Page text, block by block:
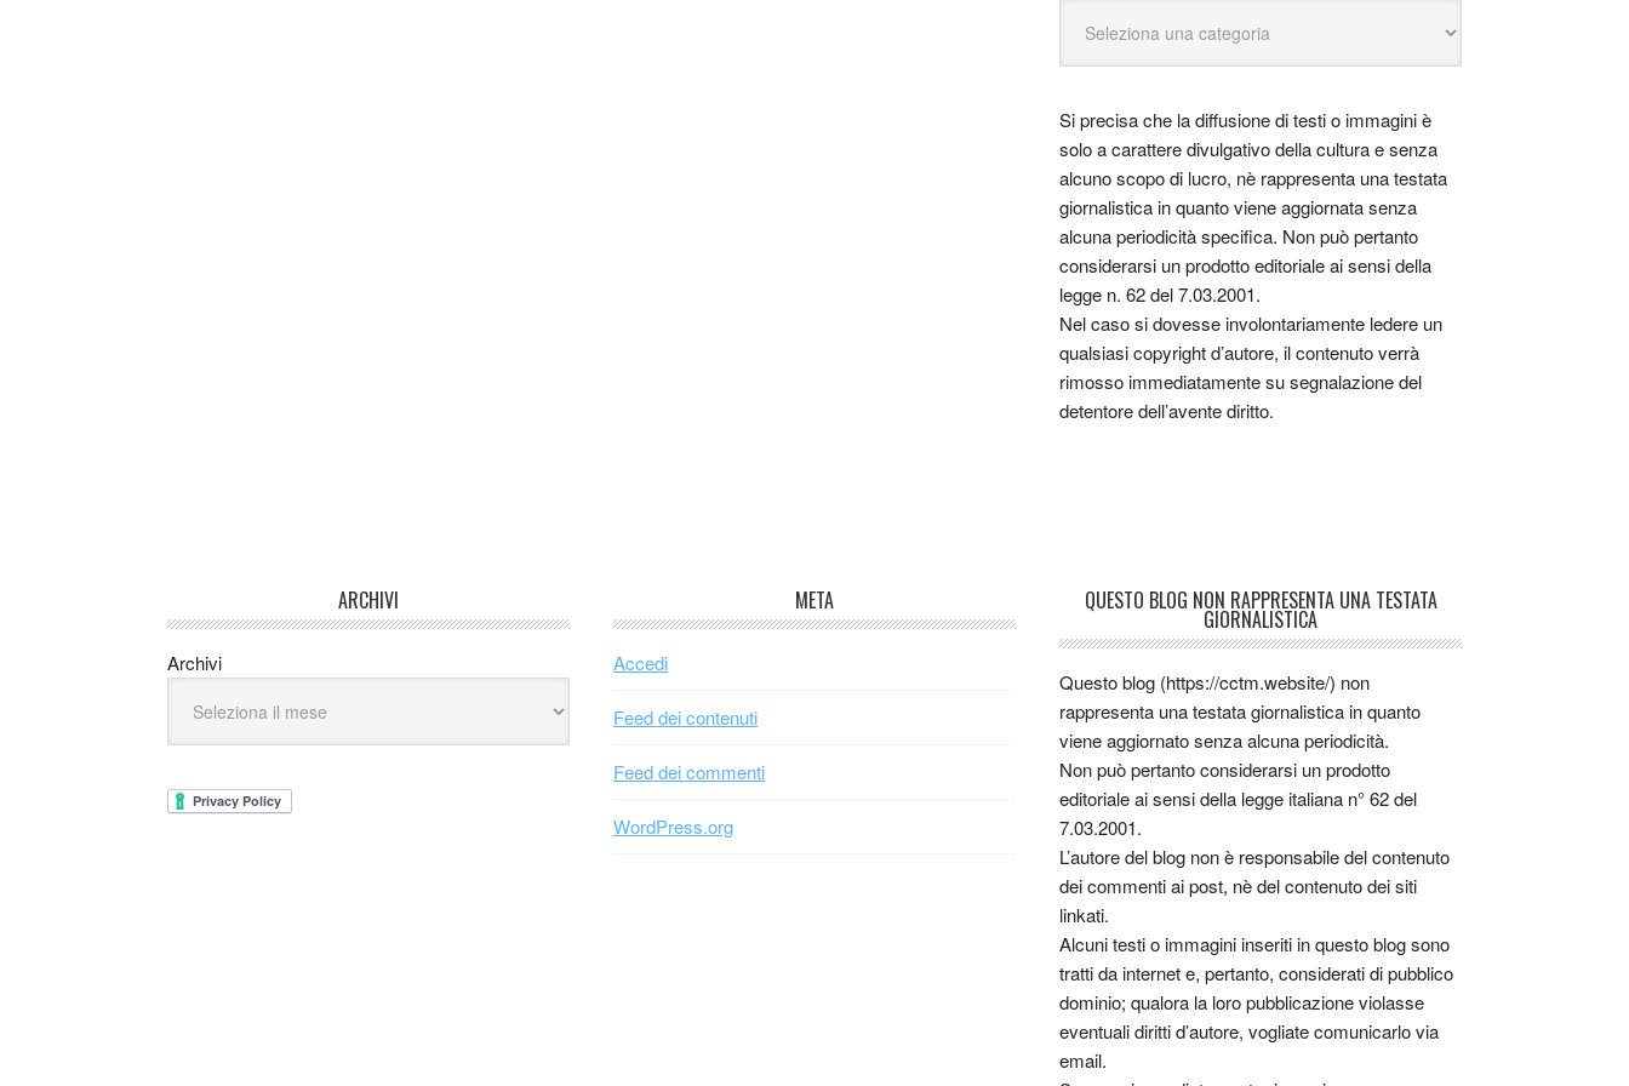
Si precisa che la diffusione di testi o immagini è
solo a carattere divulgativo della cultura e senza
alcuno scopo di lucro, nè rappresenta una testata
giornalistica in quanto viene aggiornata senza
alcuna periodicità specifica. Non può pertanto
considerarsi un prodotto editoriale ai sensi della
legge n. 62 del 7.03.2001.
Nel caso si dovesse involontariamente ledere un
qualsiasi copyright d’autore, il contenuto verrà
rimosso immediatamente su segnalazione del
detentore dell’avente diritto.
ARCHIVI
Archivi
META
Accedi
Feed dei contenuti
Feed dei commenti
WordPress.org
QUESTO BLOG NON RAPPRESENTA UNA TESTATA
GIORNALISTICA
Questo blog (https://cctm.website/) non
rappresenta una testata giornalistica in quanto
viene aggiornato senza alcuna periodicità.
Non può pertanto considerarsi un prodotto
editoriale ai sensi della legge italiana n° 62 del
7.03.2001.
L’autore del blog non è responsabile del contenuto
dei commenti ai post, nè del contenuto dei siti
linkati.
Alcuni testi o immagini inseriti in questo blog sono
tratti da internet e, pertanto, considerati di pubblico
dominio; qualora la loro pubblicazione violasse
eventuali diritti d’autore, vogliate comunicarlo via
email.